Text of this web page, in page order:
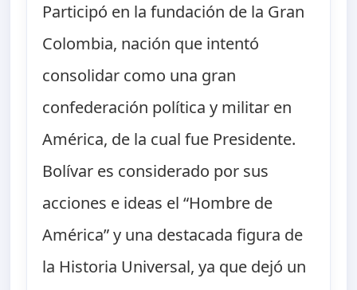
Participó en la fundación de la Gran
Colombia, nación que intentó
consolidar como una gran
confederación política y militar en
América, de la cual fue Presidente.
Bolívar es considerado por sus
acciones e ideas el “Hombre de
América” y una destacada figura de
la Historia Universal, ya que dejó un